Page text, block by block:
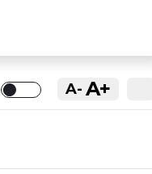
Toggle
A- A+